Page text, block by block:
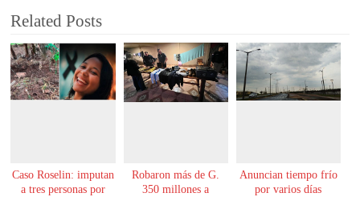
Related Posts
Caso Roselin: imputan
a tres personas por
Robaron más de G.
350 millones a
Anuncian tiempo frío
por varios días